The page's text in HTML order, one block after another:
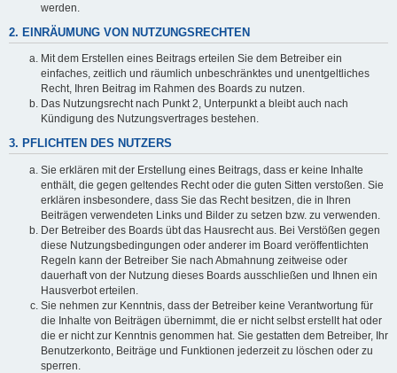
werden.
2. EINRÄUMUNG VON NUTZUNGSRECHTEN
Mit dem Erstellen eines Beitrags erteilen Sie dem Betreiber ein
einfaches, zeitlich und räumlich unbeschränktes und unentgeltliches
Recht, Ihren Beitrag im Rahmen des Boards zu nutzen.
Das Nutzungsrecht nach Punkt 2, Unterpunkt a bleibt auch nach
Kündigung des Nutzungsvertrages bestehen.
3. PFLICHTEN DES NUTZERS
Sie erklären mit der Erstellung eines Beitrags, dass er keine Inhalte
enthält, die gegen geltendes Recht oder die guten Sitten verstoßen. Sie
erklären insbesondere, dass Sie das Recht besitzen, die in Ihren
Beiträgen verwendeten Links und Bilder zu setzen bzw. zu verwenden.
Der Betreiber des Boards übt das Hausrecht aus. Bei Verstößen gegen
diese Nutzungsbedingungen oder anderer im Board veröffentlichten
Regeln kann der Betreiber Sie nach Abmahnung zeitweise oder
dauerhaft von der Nutzung dieses Boards ausschließen und Ihnen ein
Hausverbot erteilen.
Sie nehmen zur Kenntnis, dass der Betreiber keine Verantwortung für
die Inhalte von Beiträgen übernimmt, die er nicht selbst erstellt hat oder
die er nicht zur Kenntnis genommen hat. Sie gestatten dem Betreiber, Ihr
Benutzerkonto, Beiträge und Funktionen jederzeit zu löschen oder zu
sperren.